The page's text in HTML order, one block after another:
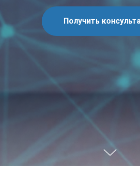
Получить